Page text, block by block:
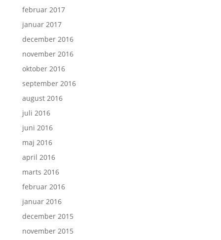
februar 2017
januar 2017
december 2016
november 2016
oktober 2016
september 2016
august 2016
juli 2016
juni 2016
maj 2016
april 2016
marts 2016
februar 2016
januar 2016
december 2015
november 2015